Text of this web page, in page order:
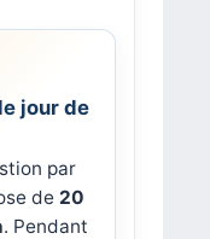
jour de
par
de 20
. Pendant